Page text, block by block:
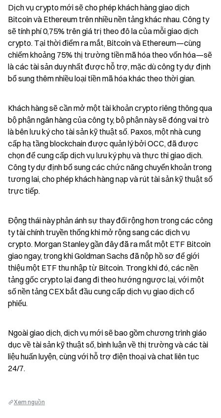
Dịch vụ crypto mới sẽ cho phép khách hàng giao dịch
Bitcoin và Ethereum trên nhiều nền tảng khác nhau. Công ty
sẽ tính phí 0,75% trên giá trị theo đô la của mỗi giao dịch
crypto. Tại thời điểm ra mắt, Bitcoin và Ethereum—cùng
chiếm khoảng 75% thị trường tiền mã hóa theo vốn hóa—sẽ
là các tài sản duy nhất được hỗ trợ, mặc dù công ty dự định
bổ sung thêm nhiều loại tiền mã hóa khác theo thời gian.
Khách hàng sẽ cần mở một tài khoản crypto riêng thông qua
bộ phận ngân hàng của công ty, bộ phận này sẽ đóng vai trò
là bên lưu ký cho tài sản kỹ thuật số. Paxos, một nhà cung
cấp hạ tầng blockchain được quản lý bởi OCC, đã được
chọn để cung cấp dịch vụ lưu ký phụ và thực thi giao dịch.
Công ty dự định bổ sung các chức năng chuyển khoản trong
tương lai, cho phép khách hàng nạp và rút tài sản kỹ thuật số
trực tiếp.
Động thái này phản ánh sự thay đổi rộng hơn trong các công
ty tài chính truyền thống khi mở rộng sang các dịch vụ
crypto. Morgan Stanley gần đây đã ra mắt một ETF Bitcoin
giao ngay, trong khi Goldman Sachs đã nộp hồ sơ để giới
thiệu một ETF thu nhập từ Bitcoin. Trong khi đó, các nền
tảng gốc crypto lại đang đi theo hướng ngược lại, với một
số nền tảng CEX bắt đầu cung cấp dịch vụ giao dịch cổ
phiếu.
Ngoài giao dịch, dịch vụ mới sẽ bao gồm chương trình giáo
dục về tài sản kỹ thuật số, bình luận về thị trường và các tài
liệu huấn luyện, cùng với hỗ trợ điện thoại và chat liên tục
24/7.
Xem nguồn